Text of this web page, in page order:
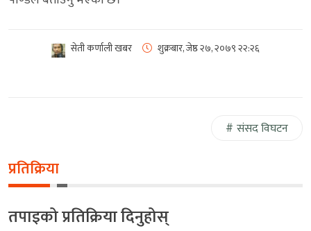
सेती कर्णाली खबर शुक्रबार, जेष्ठ २७, २०७९२२:२६
संसद विघटन
प्रतिक्रिया
तपाइको प्रतिक्रिया दिनुहोस्